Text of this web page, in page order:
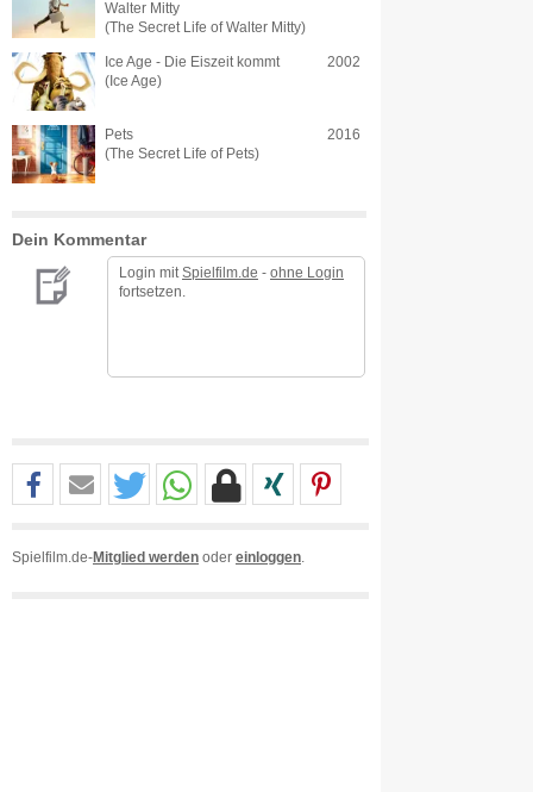
Walter Mitty
(The Secret Life of Walter Mitty)
Ice Age - Die Eiszeit kommt
(Ice Age)
2002
Pets
(The Secret Life of Pets)
2016
Dein Kommentar
Login mit Spielfilm.de - ohne Login
fortsetzen.
Spielfilm.de-Mitglied werden oder einloggen